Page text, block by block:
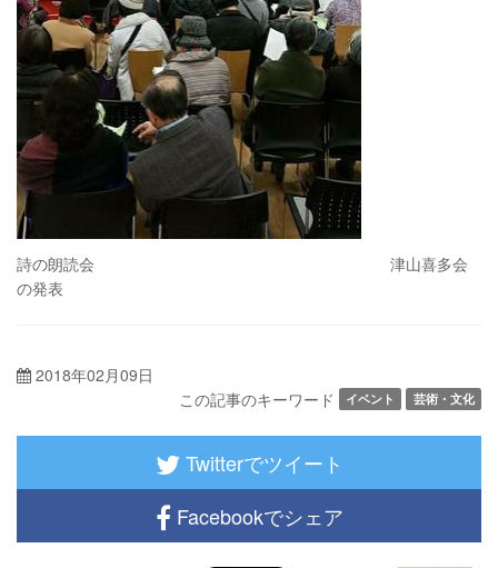
詩の朗読会 津山喜多会
の発表
2018年02月09日
この記事のキーワード
イベント 芸術・文化
Twitterでツイート
Facebookでシェア